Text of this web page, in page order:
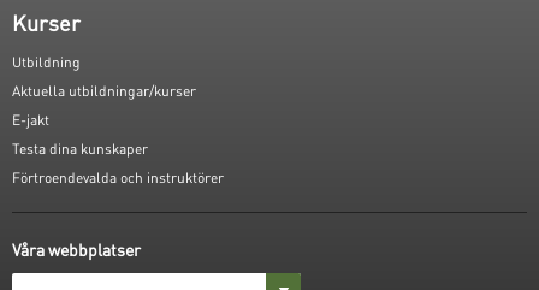
Kurser
Utbildning
Aktuella utbildningar/kurser
E-jakt
Testa dina kunskaper
Förtroendevalda och instruktörer
Våra webbplatser